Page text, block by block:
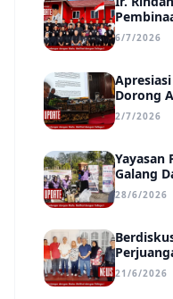
Siapkan
6/7/2026
Dorong
Efektif,
2/7/2026
Yayasan
Galang
Day, Ir.
28/6/2026
Uraikan
Disadari
21/6/2026